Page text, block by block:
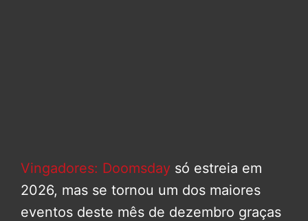
Vingadores: Doomsday só estreia em
2026, mas se tornou um dos maiores
eventos deste mês de dezembro graças